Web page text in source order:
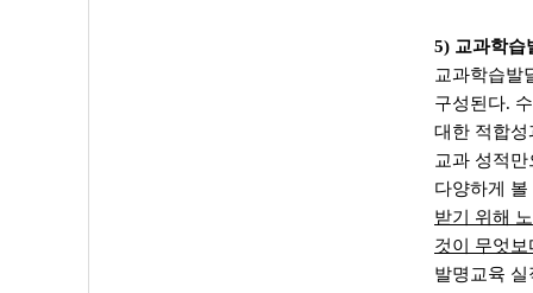
5) 교과학습
교과학습발
구성된다.
대한 적합
교과 성적
다양하게
받기 위해
것이 무엇
발명교육